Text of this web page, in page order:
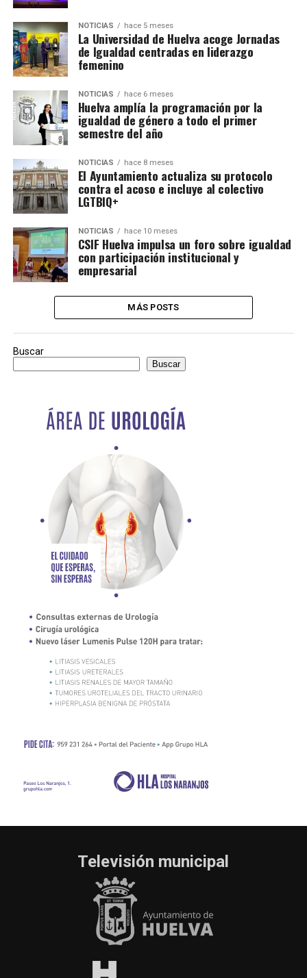
NOTICIAS hace 5 meses
La Universidad de Huelva acoge Jornadas
de Igualdad centradas en liderazgo
femenino
NOTICIAS hace 6 meses
Huelva amplía la programación por la
igualdad de género a todo el primer
semestre del año
NOTICIAS hace 8 meses
El Ayuntamiento actualiza su protocolo
contra el acoso e incluye al colectivo
LGTBIQ+
NOTICIAS hace 10 meses
CSIF Huelva impulsa un foro sobre igualdad
con participación institucional y
empresarial
MÁS POSTS
Buscar
Buscar
Televisión municipal